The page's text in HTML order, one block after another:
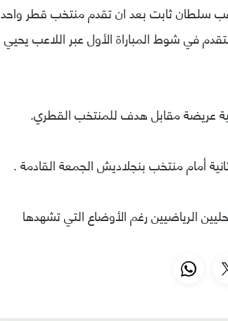
سلطان ثابت بعد ان تقدم منتخب قطر واحد
في شوط المباراة الأول عبر اللاعب يحيي
عريضة مقابل هدف للمنتخب القطري.
أمام منتخب بنجلاديش الجمعة القادمة .
الرياضيين رغم الأوضاع التي تشهدها